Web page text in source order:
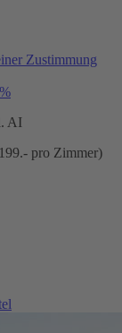
Zustimmung
AI
pro Zimmer)